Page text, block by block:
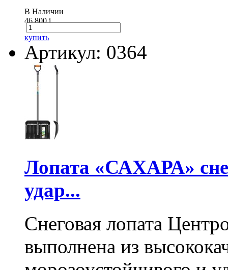
В Наличии
46 800i
купить
Артикул: 0364
Лопата «САХАРА»
удар...
Снеговая лопата
выполнена из